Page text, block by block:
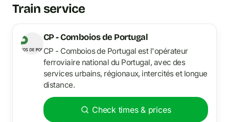
Train service
CP - Comboios de Portugal
CP - Comboios de Portugal est l'opérateur
ferroviaire national du Portugal, avec des
services urbains, régionaux, intercités et longue
distance.
Check times & prices